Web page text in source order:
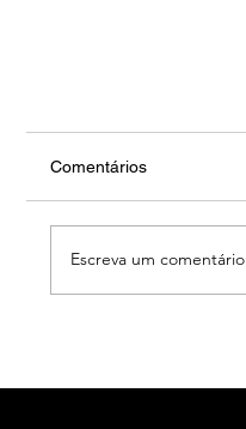
Comentários
Escreva um comentário